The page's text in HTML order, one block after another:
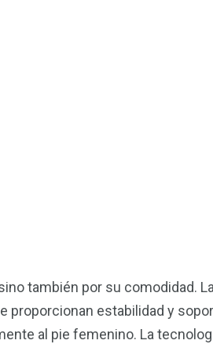
también por su comodidad.
proporcionan estabilidad y
al pie femenino. La